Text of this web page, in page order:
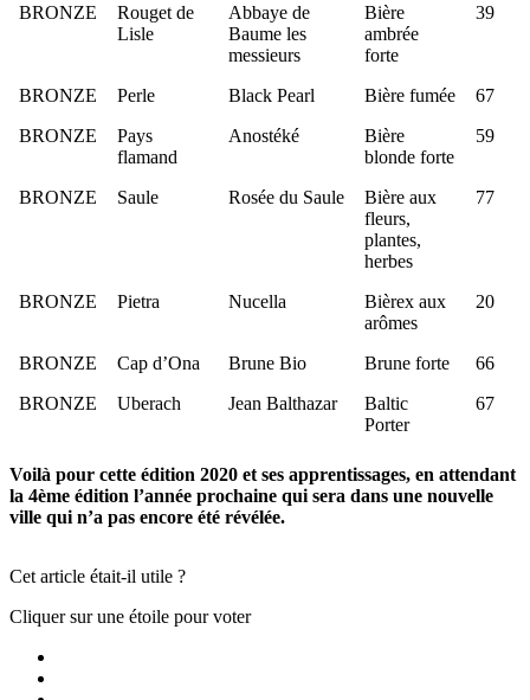
BRONZE
Rouget de
Lisle
Abbaye de
Baume les
messieurs
Bière
ambrée
forte
39
BRONZE Perle Black Pearl Bière fumée
67
BRONZE
Pays
flamand
Anostéké
Bière
blonde forte
59
BRONZE Saule Rosée du Saule
Bière aux
fleurs,
plantes,
herbes
77
BRONZE Pietra Nucella
Bièrex aux
arômes
20
BRONZE Cap d’Ona Brune Bio Brune forte
66
BRONZE
Uberach Jean Balthazar
Baltic
Porter
67
Voilà pour cette édition 2020 et ses apprentissages, en attendant
la 4ème édition l’année prochaine qui sera dans une nouvelle
ville qui n’a pas encore été révélée.
Cet article était-il utile ?
Cliquer sur une étoile pour voter